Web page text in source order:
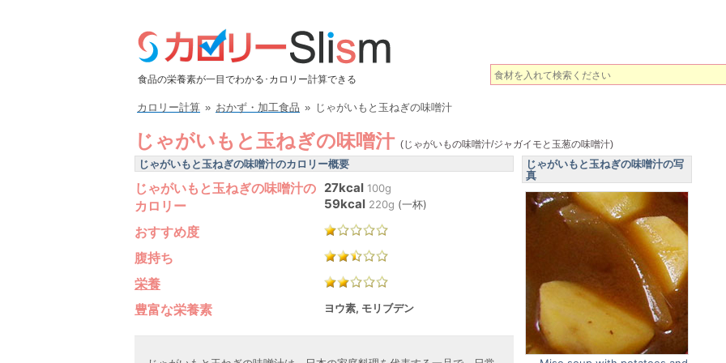
食品の栄養素が一目でわかる･カロリー計算できる
カロリー計算 » おかず・加工食品 » じゃがいもと玉ねぎの味噌汁
じゃがいもと玉ねぎの味噌汁 (じゃがいもの味噌汁/ジャガイモと玉葱の味噌汁)
じゃがいもと玉ねぎの味噌汁のカロリー概要
じゃがいもと玉ねぎの味噌汁の
カロリー
27kcal 100g
59kcal 220g (一杯)
おすすめ度
腹持ち
栄養
豊富な栄養素
ヨウ素, モリブデン
じゃがいもと玉ねぎの味噌汁の写
真